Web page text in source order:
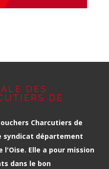
DES
DE
Charcutiers de
syndicat département
l'Oise. Elle a pour mission
dans le bon